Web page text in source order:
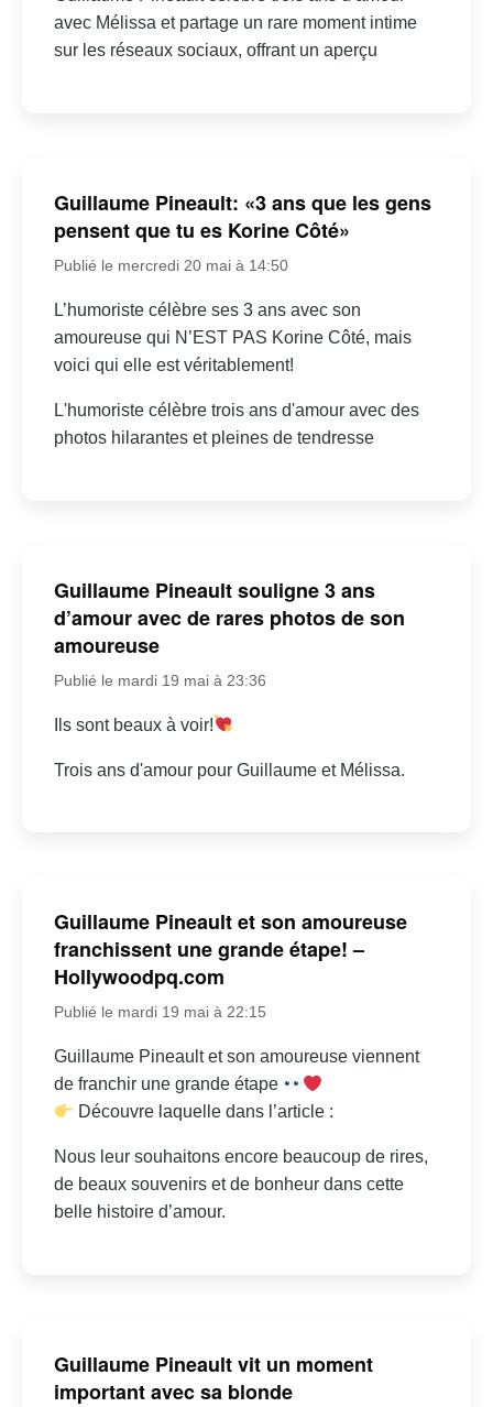
avec Mélissa et partage un rare moment intime
sur les réseaux sociaux, offrant un aperçu
Guillaume Pineault: «3 ans que les gens
pensent que tu es Korine Côté»
Publié le mercredi 20 mai à 14:50
L’humoriste célèbre ses 3 ans avec son
amoureuse qui N’EST PAS Korine Côté, mais
voici qui elle est véritablement!
L'humoriste célèbre trois ans d'amour avec des
photos hilarantes et pleines de tendresse
Guillaume Pineault souligne 3 ans
d’amour avec de rares photos de son
amoureuse
Publié le mardi 19 mai à 23:36
Ils sont beaux à voir!
Trois ans d'amour pour Guillaume et Mélissa.
Guillaume Pineault et son amoureuse
franchissent une grande étape! –
Hollywoodpq.com
Publié le mardi 19 mai à 22:15
Guillaume Pineault et son amoureuse viennent
de franchir une grande étape
Découvre laquelle dans l’article :
Nous leur souhaitons encore beaucoup de rires,
de beaux souvenirs et de bonheur dans cette
belle histoire d’amour.
Guillaume Pineault vit un moment
important avec sa blonde